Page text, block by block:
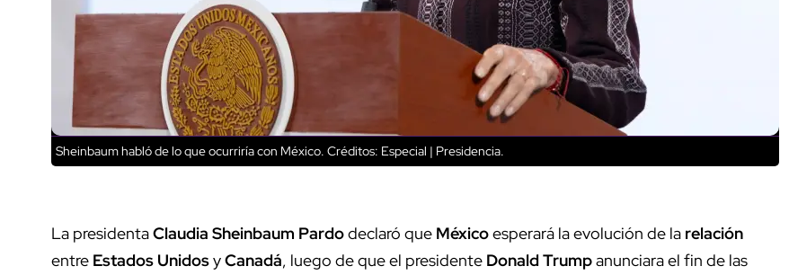
Sheinbaum habló de lo que ocurriría con México. Créditos: Especial | Presidencia.
La presidentaClaudia Sheinbaum Pardodeclaró que Méxicoesperará la evolución de la relación
entre Estados UnidosyCanadá, luego de que el presidente Donald Trumpanunciara el fin de las